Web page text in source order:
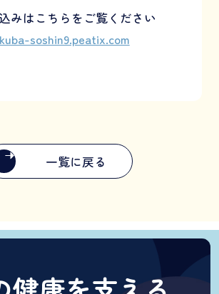
みはこちらをご覧ください
soshin9.peatix.com
一覧に戻る